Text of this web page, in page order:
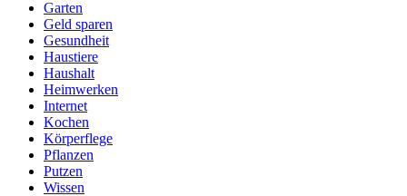
Garten
Geld sparen
Gesundheit
Haustiere
Haushalt
Heimwerken
Internet
Kochen
Körperflege
Pflanzen
Putzen
Wissen